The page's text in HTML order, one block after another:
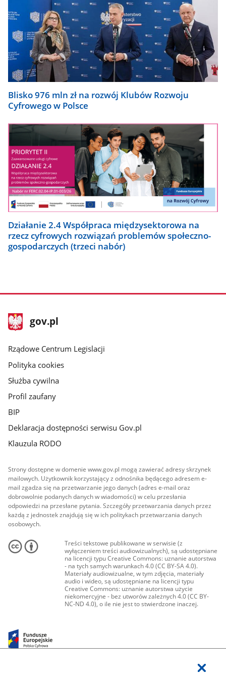
Blisko 976 mln zł na rozwój Klubów Rozwoju
Cyfrowego w Polsce
Działanie 2.4 Współpraca międzysektorowa na
rzecz cyfrowych rozwiązań problemów społeczno-
gospodarczych (trzeci nabór)
stopka
gov.plStrona
gov.pl
Rządowe Centrum Legislacji
Polityka cookies
Służba cywilna
Profil zaufany
BIP
Deklaracja dostępności serwisu Gov.pl
Klauzula RODO
Strony dostępne w domenie www.gov.pl mogą zawierać adresy skrzynek
mailowych. Użytkownik korzystający z odnośnika będącego adresem e-
mail zgadza się na przetwarzanie jego danych (adres e-mail oraz
dobrowolnie podanych danych w wiadomości) w celu przesłania
odpowiedzi na przesłane pytania. Szczegóły przetwarzania danych przez
każdą z jednostek znajdują się w ich politykach przetwarzania danych
osobowych.
Treści tekstowe publikowane w serwisie (z
wyłączeniem treści audiowizualnych), są udostępniane
na licencji typu Creative Commons: uznanie autorstwa
- na tych samych warunkach 4.0 (CC BY-SA 4.0).
Materiały audiowizualne, w tym zdjęcia, materiały
audio i wideo, są udostępniane na licencji typu
Creative Commons: uznanie autorstwa użycie
niekomercyjne - bez utworów zależnych 4.0 (CC BY-
NC-ND 4.0), o ile nie jest to stwierdzone inaczej.